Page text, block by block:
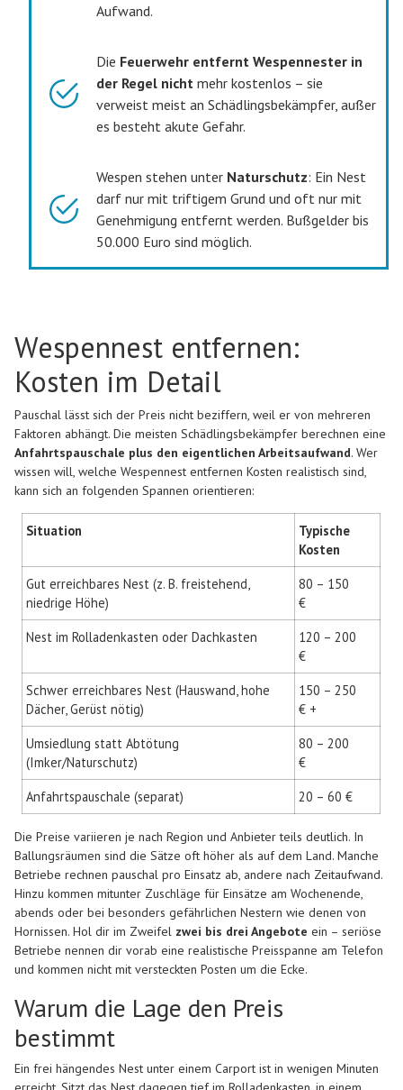
Aufwand.
Die Feuerwehr entfernt Wespennester in
der Regel nicht mehr kostenlos – sie
verweist meist an Schädlingsbekämpfer, außer
es besteht akute Gefahr.
Wespen stehen unter Naturschutz: Ein Nest
darf nur mit triftigem Grund und oft nur mit
Genehmigung entfernt werden. Bußgelder bis
50.000 Euro sind möglich.
Wespennest entfernen:
Kosten im Detail
Pauschal lässt sich der Preis nicht beziffern, weil er von mehreren
Faktoren abhängt. Die meisten Schädlingsbekämpfer berechnen eine
Anfahrtspauschale plus den eigentlichen Arbeitsaufwand. Wer
wissen will, welche Wespennest entfernen Kosten realistisch sind,
kann sich an folgenden Spannen orientieren:
Situation
Typische
Kosten
Gut erreichbares Nest (z. B. freistehend,
niedrige Höhe)
80 – 150
€
Nest im Rolladenkasten oder Dachkasten
120 – 200
€
Schwer erreichbares Nest (Hauswand, hohe
Dächer, Gerüst nötig)
150 – 250
€ +
Umsiedlung statt Abtötung
(Imker/Naturschutz)
80 – 200
€
Anfahrtspauschale (separat)
20 – 60 €
Die Preise variieren je nach Region und Anbieter teils deutlich. In
Ballungsräumen sind die Sätze oft höher als auf dem Land. Manche
Betriebe rechnen pauschal pro Einsatz ab, andere nach Zeitaufwand.
Hinzu kommen mitunter Zuschläge für Einsätze am Wochenende,
abends oder bei besonders gefährlichen Nestern wie denen von
Hornissen. Hol dir im Zweifel zwei bis drei Angebote ein – seriöse
Betriebe nennen dir vorab eine realistische Preisspanne am Telefon
und kommen nicht mit versteckten Posten um die Ecke.
Warum die Lage den Preis
bestimmt
Ein frei hängendes Nest unter einem Carport ist in wenigen Minuten